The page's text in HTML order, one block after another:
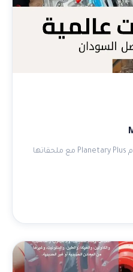
جرارات MF 9000 عالية الأداء بنظام Planetary Plus مع ملحقاتها